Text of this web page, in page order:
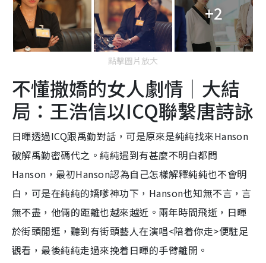
+2
點擊圖片放大
不懂撒嬌的女人劇情｜大結
局：王浩信以ICQ聯繫唐詩詠
日暉透過ICQ跟禹勤對話，可是原來是純純找來Hanson
破解禹勤密碼代之。純純遇到有甚麼不明白都問
Hanson，最初Hanson認為自己怎樣解釋純純也不會明
白，可是在純純的嬌嗲神功下，Hanson也知無不言，言
無不盡，他倆的距離也越來越近。兩年時間飛逝，日暉
於街頭閒逛，聽到有街頭藝人在演唱<陪着你走>便駐足
觀看，最後純純走過來挽着日暉的手臂離開。